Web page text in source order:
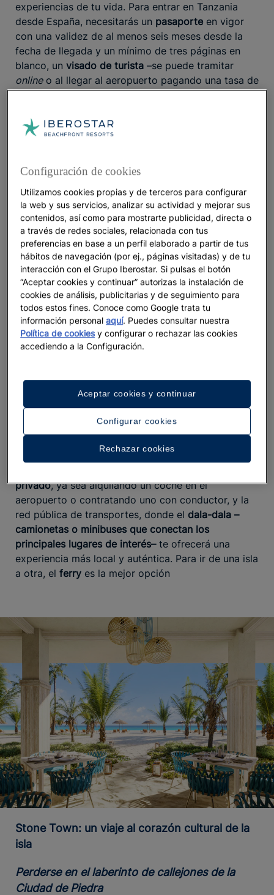
experiencias de tu vida. Para entrar en Tanzania
desde España, necesitarás un pasaporte en vigor
con una validez de al menos seis meses desde la
fecha de llegada y un mínimo de tres páginas en
blanco, un visado de turista –se puede tramitar
onlineo al llegar al aeropuerto pagando una tasa de
50 USD–, unseguro de viajeadquirido con Zanzibar
billete de vuelta, ya que las autoridades te lo
pedirán para ingresar en el país. También podría
oficial en Zanzíbar es elchelín tanzano
preferido.
En cuanto a los consejos de salud, lo principal es
que sepas que algunas vacunas son recomendables,
aunque no obligatorias: hepatitis A/B, tétanos y
fiebre tifoidea. Asimismo, se aconseja tomar
profilaxis, ya que se trata de una zona de malaria. Si
viajas al país africano desde un destino de riesgo
de transmisión defiebre amarilla, por ejemplo,
Kenia,deberás vacunarte obligatoriamente.
Del dala-dala al transporte privado
Desde tuhotel 5 estrellas en Zanzíbar, con una
ubicación privilegiada enMuyuni Beach, podrás
moverte cómodamente por laisla principal, Unguja
–comúnmente llamada Zanzíbar–y el resto de
puntos del archipiélago que conforman este oasis
independiente de arena blanca y aguas turquesas.
privado, ya sea alquilando un coche en el
aeropuerto o contratando uno con conductor, y la
red pública de transportes, donde el dala-dala –
camionetas o minibuses que conectan los
principales lugares de interés–te ofrecerá una
experiencia más local y auténtica. Para ir de una isla
a otra, el ferry es la mejor opción
Stone Town: un viaje al corazón cultural de la
isla
Perderse en el laberinto de callejones de la
Ciudad de Piedra
Configuración de cookies
Utilizamos cookies propias y de terceros para configurar
la web y sus servicios, analizar su actividad y mejorar sus
contenidos, así como para mostrarte publicidad, directa o
a través de redes sociales, relacionada con tus
preferencias en base a un perfil elaborado a partir de tus
hábitos de navegación (por ej., páginas visitadas) y de tu
interacción con el Grupo Iberostar. Si pulsas el botón
“Aceptar cookies y continuar” autorizas la instalación de
cookies de análisis, publicitarias y de seguimiento para
todos estos fines. Conoce como Google trata tu
información personalaquí. Puedes consultar nuestra
Política de cookiesy configurar o rechazar las cookies
accediendo a la Configuración.
Configurar cookies
Rechazar cookies
Aceptar cookies y continuar